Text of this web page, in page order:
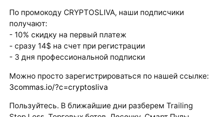
По промокоду CRYPTOSLIVA, наши подписчики
получают:
- 10% скидку на первый платеж
- сразу 14$ на счет при регистрации
- 3 дня профессиональной подписки
Можно просто зарегистрироваться по нашей ссылке:
3commas.io/?c=cryptosliva
Пользуйтесь. В ближайшие дни разберем Trailing